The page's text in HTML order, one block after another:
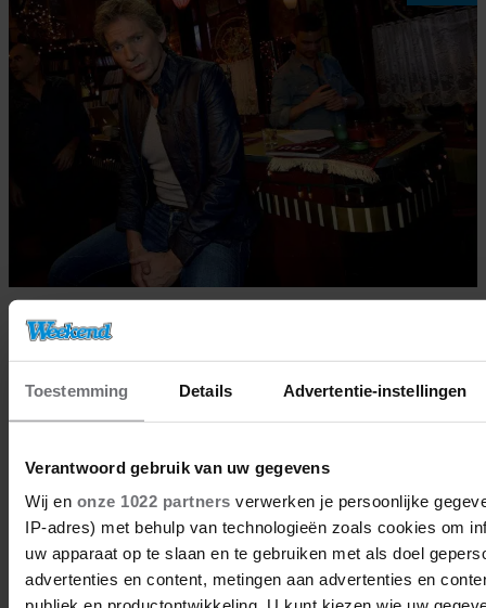
Toestemming Details Advertentie-instellingen
Verantwoord gebruik van uw gegevens
Wij en onze 1022 partners verwerken je persoonlijke
IP-adres) met behulp van technologieën zoals cookies om
uw apparaat op te slaan en te gebruiken met als doel
advertenties en content, metingen aan advertenties en
12/06/2023
DOCUMENTAIRE MET MATTHIJS
VAN NIEUWKERK IN TOP 3
KIJKCIJFERS
BN'ers